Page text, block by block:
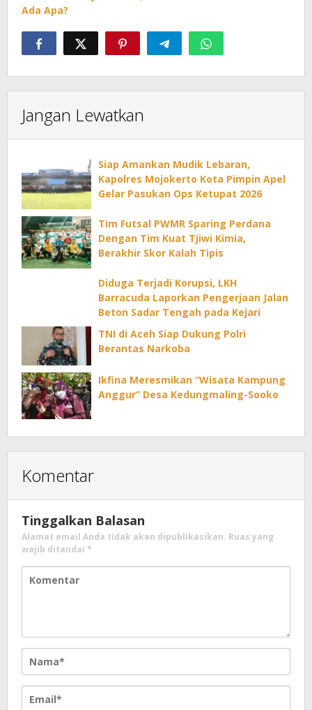
Ada Apa?
Jangan Lewatkan
Siap Amankan Mudik Lebaran,
Kapolres Mojokerto Kota Pimpin Apel
Gelar Pasukan Ops Ketupat 2026
Tim Futsal PWMR Sparing Perdana
Dengan Tim Kuat Tjiwi Kimia,
Berakhir Skor Kalah Tipis
Diduga Terjadi Korupsi, LKH
Barracuda Laporkan Pengerjaan Jalan
Beton Sadar Tengah pada Kejari
TNI di Aceh Siap Dukung Polri
Berantas Narkoba
Ikfina Meresmikan “Wisata Kampung
Anggur” Desa Kedungmaling-Sooko
Komentar
Tinggalkan Balasan
Alamat email Anda tidak akan dipublikasikan. Ruas yang
wajib ditandai *